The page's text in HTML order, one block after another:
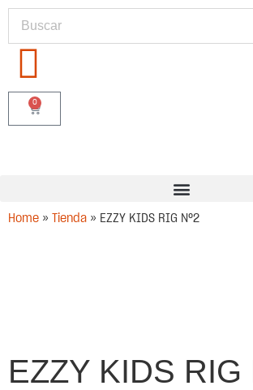
0
Home » Tienda » EZZY KIDS RIG Nº2
EZZY KIDS RIG